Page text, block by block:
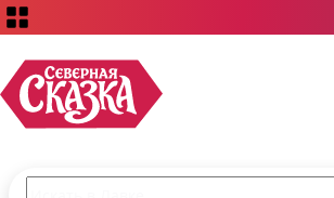
Введите текст и нажмите кнопку